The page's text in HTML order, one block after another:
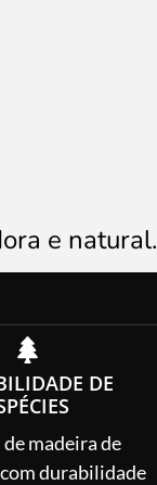
e natural.
DE
madeira de
durabilidade